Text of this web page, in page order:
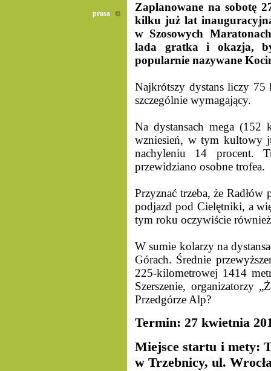
Zaplanowane na sobotę
kilku już lat
w Szosowych
lada gratka i okazja,
popularnie nazywane
Najkrótszy dystans liczy 75
szczególnie wymagający.
Na dystansach mega
wzniesień, w tym kultowy
nachyleniu 14 procent.
przewidziano osobne trofea.
Przyznać trzeba, że
podjazd pod Cielętniki, a
tym roku oczywiście
W sumie kolarzy na
Górach. Średnie
225-kilometrowej 1414
Szerszenie, organizatorzy
Przedgórze Alp?
Termin: 27 kwietnia
Miejsce startu i mety:
w Trzebnicy, ul.
prasa